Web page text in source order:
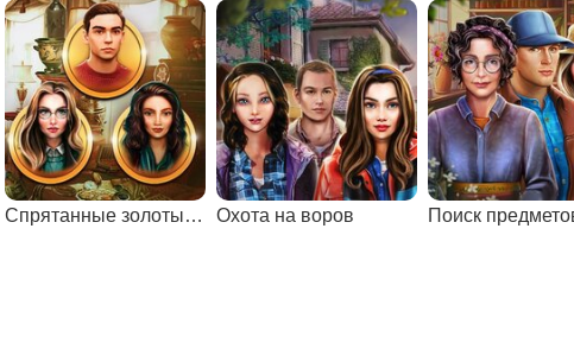
Спрятанные золотые монеты Охота на воров